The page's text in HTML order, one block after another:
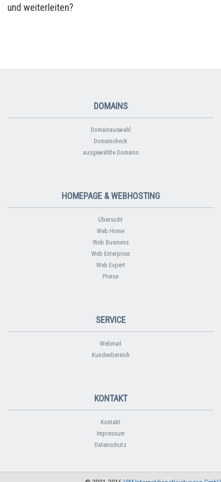
und weiterleiten?
DOMAINS
Domainauswahl
Domaincheck
ausgewählte Domains
HOMEPAGE & WEBHOSTING
Übersicht
Web Home
Web Business
Web Enterprise
Web Expert
Preise
SERVICE
Webmail
Kundenbereich
KONTAKT
Kontakt
Impressum
Datenschutz